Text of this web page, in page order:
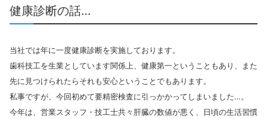
健康診断の話…
当社では年に一度健康診断を実施しております。
歯科技工を生業としています関係上、健康第一ということもあり、また
先に見つけられたらそれも安心ということでもあります。
私事ですが、今回初めて要精密検査に引っかかってしまいました…。
今年は、営業スタッフ・技工士共々肝臓の数値が悪く、日頃の生活習慣